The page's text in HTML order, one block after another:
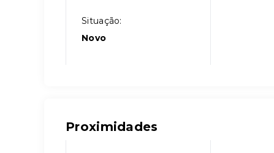
Situação:
Novo
Proximidades